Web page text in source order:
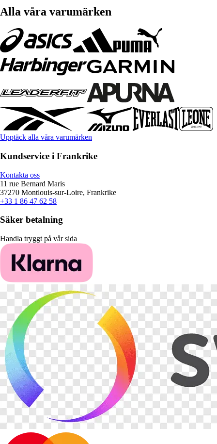
Alla våra varumärken
Upptäck alla våra varumärken
Kundservice i Frankrike
Kontakta oss
11 rue Bernard Maris
37270 Montlouis-sur-Loire, Frankrike
+33 1 86 47 62 58
Säker betalning
Handla tryggt på vår sida